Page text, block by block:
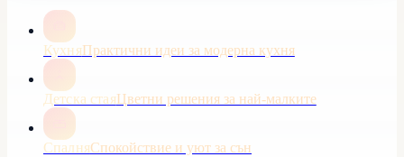
КухняПрактични идеи за модерна кухня
Детска стаяЦветни решения за най-малките
СпалняСпокойствие и уют за сън